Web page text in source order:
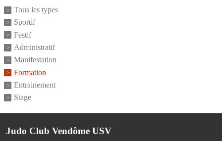
Tous les types
Sportif
Festif
Administratif
Manifestation
Formation
Entrainement
Stage
Judo Club Vendôme USV